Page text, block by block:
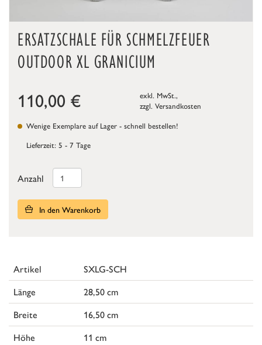
ERSATZSCHALE FÜR SCHMELZFEUER
OUTDOOR XL GRANICIUM
110,00 €
exkl. MwSt.,
zzgl. Versandkosten
Wenige Exemplare auf Lager - schnell bestellen!
Lieferzeit: 5 - 7 Tage
Anzahl
In den Warenkorb
Artikel
SXLG-SCH
Länge
28,50 cm
Breite
16,50 cm
Höhe
11 cm